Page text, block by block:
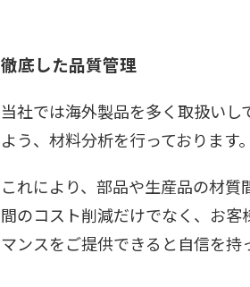
徹底した品質管理
当社では海外製品を多く取扱い
よう、材料分析を行っております。
これにより、部品や生産品の材
間のコスト削減だけでなく、お
マンスをご提供できると自信を持